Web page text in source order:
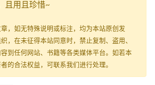
且用且珍惜~
，如无特殊说明或标注，均为本站原创发
，在未征得本站同意时，禁止复制、盗用、
到任何网站、书籍等各类媒体平台。如若本
的合法权益，可联系我们进行处理。